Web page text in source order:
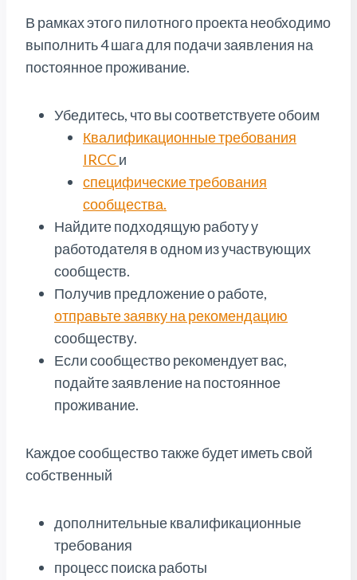
В рамках этого пилотного проекта необходимо
выполнить 4 шага для подачи заявления на
постоянное проживание.
Убедитесь, что вы соответствуете обоим
Квалификационные требования
IRCCи
специфические требования
сообщества.
Найдите подходящую работу у
работодателя в одном из участвующих
сообществ.
Получив предложение о работе,
отправьте заявку на рекомендацию
сообществу.
Если сообщество рекомендует вас,
подайте заявление на постоянное
проживание.
Каждое сообщество также будет иметь свой
собственный
дополнительные квалификационные
требования
процесс поиска работы